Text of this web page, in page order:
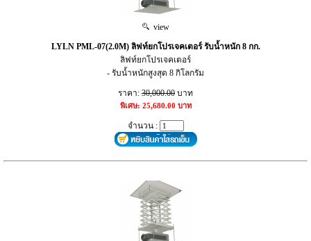
view
LYLN PML-07(2.0M) ลิฟท์ยกโปรเจคเตอร์ รับน้ำหนัก 8 กก.
ลิฟท์ยกโปรเจคเตอร์
- รับน้ำหนักสูงสุด 8 กิโลกรัม
ราคา: 30,000.00 บาท
พิเศษ: 25,680.00 บาท
จำนวน :